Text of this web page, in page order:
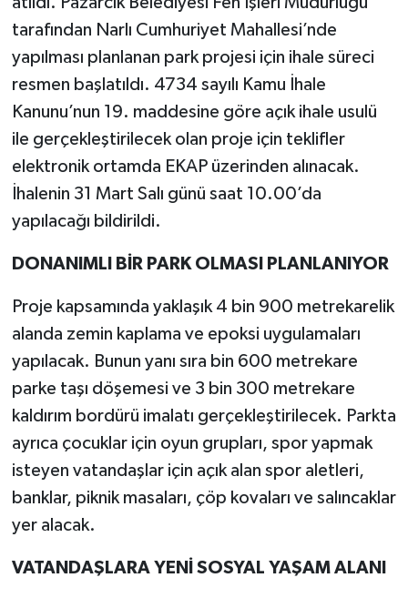
tarafından Narlı Cumhuriyet Mahallesi’nde
yapılması planlanan park projesi için ihale süreci
resmen başlatıldı. 4734 sayılı Kamu İhale
Kanunu’nun 19. maddesine göre açık ihale usulü
ile gerçekleştirilecek olan proje için teklifler
elektronik ortamda EKAP üzerinden alınacak.
İhalenin 31 Mart Salı günü saat 10.00’da
yapılacağı bildirildi.
DONANIMLI BİR PARK OLMASI PLANLANIYOR
Proje kapsamında yaklaşık 4 bin 900 metrekarelik
alanda zemin kaplama ve epoksi uygulamaları
yapılacak. Bunun yanı sıra bin 600 metrekare
parke taşı döşemesi ve 3 bin 300 metrekare
kaldırım bordürü imalatı gerçekleştirilecek. Parkta
ayrıca çocuklar için oyun grupları, spor yapmak
isteyen vatandaşlar için açık alan spor aletleri,
banklar, piknik masaları, çöp kovaları ve salıncaklar
yer alacak.
VATANDAŞLARA YENİ SOSYAL YAŞAM ALANI